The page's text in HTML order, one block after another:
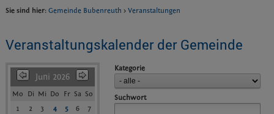
Sie sind hier: Gemeinde Bubenreuth > Veranstaltungen
Veranstaltungskalender der Gemeinde
Juni 2026
Mo Di Mi Do Fr Sa So
1
2 3 4 5 6
7
Kategorie
Suchwort